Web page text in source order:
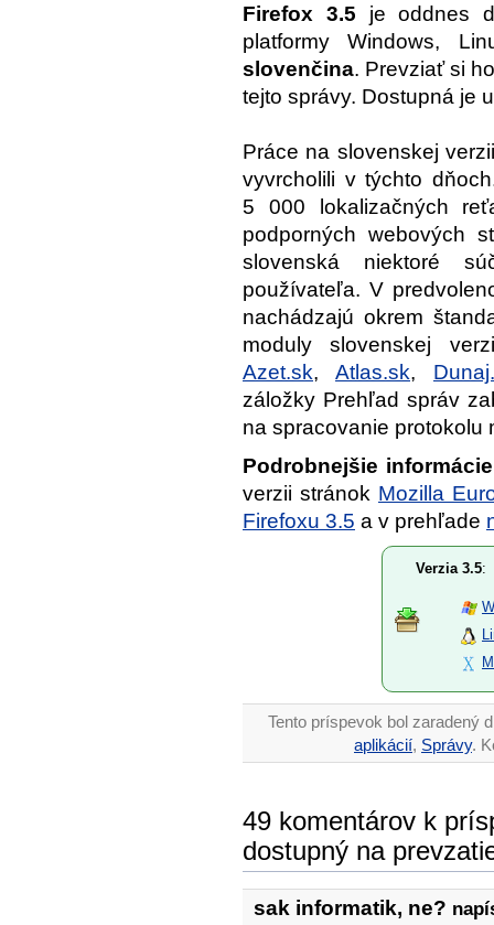
Firefox 3.5 je oddnes
platformy Windows,
slovenčina. Prevziať si
tejto správy. Dostupná je
Práce na slovenskej
vyvrcholili v týchto
5 000 lokalizačných
podporných webových
slovenská niektoré
používateľa. V
nachádzajú okrem
moduly slovenskej
Azet.sk, Atlas.sk,
záložky Prehľad správ
na spracovanie protokolu
Podrobnejšie informácie
verzii stránok Mozilla
Firefoxu 3.5 a v prehľade
Verzia 3.5:
Tento príspevok bol zaradený
aplikácií, Správy.
49 komentárov k
dostupný na
sak informatik, ne?